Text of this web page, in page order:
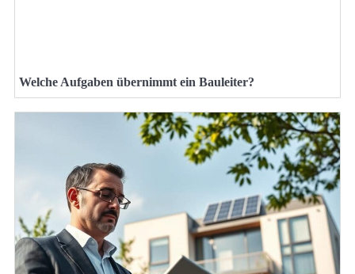
Welche Aufgaben übernimmt ein Bauleiter?